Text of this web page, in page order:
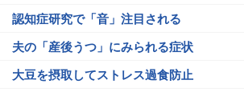
認知症研究で「音」注目される
夫の「産後うつ」にみられる症状
大豆を摂取してストレス過食防止